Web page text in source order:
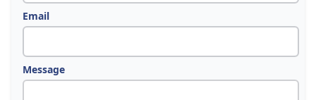
Email
Message